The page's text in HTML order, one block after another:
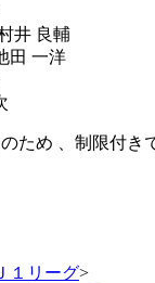
井 良輔
田 一洋
ため 、制限付き
１リーグ>